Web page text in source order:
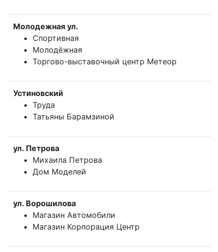
Молодежная ул.
Спортивная
Молодёжная
Торгово-выставочный центр Метеор
Устиновский
Труда
Татьяны Барамзиной
ул. Петрова
Михаила Петрова
Дом Моделей
ул. Ворошилова
Магазин Автомобили
Магазин Корпорация Центр